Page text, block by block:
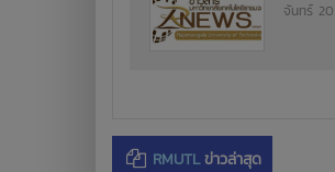
จันทร์
RMUTLข่าวล่าสุด